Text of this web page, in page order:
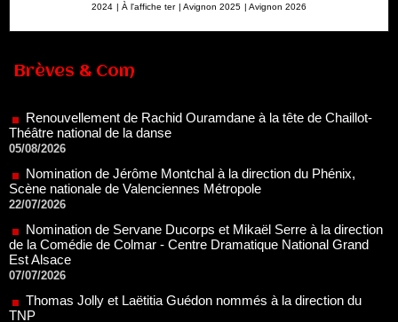
2024 | À l'affiche ter | Avignon 2025 | Avignon 2026
Brèves & Com
Renouvellement de Rachid Ouramdane à la tête de Chaillot-
Théâtre national de la danse
Nomination de Jérôme Montchal à la direction du Phénix,
Scène nationale de Valenciennes Métropole
22/07/2026
Nomination de Servane Ducorps et Mikaël Serre à la direction
de la Comédie de Colmar - Centre Dramatique National Grand
Est Alsace
Thomas Jolly et Laëtitia Guédon nommés à la direction du
TNP
02/07/2026
Fonds SACD Théâtre : les lauréats 2026
23/06/2026